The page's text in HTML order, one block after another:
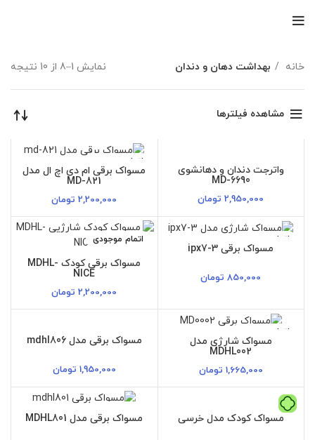
خانه بهداشت دهان و دندان نمایش 1–8 از 10 نتیجه
مشاهده فیلترها
واترجت دندان و دهانشوی
MD-6690
2,950,000 تومان
اتمام موجودی
مسواک برقی ام دی اچ ال مدل
MD-821
2,200,000 تومان
اتمام موجودی
مسواک برقی ipx7-3
850,000 تومان
اتمام موجودی
مسواک برقی کودک MDHL-
NICE
2,200,000 تومان
اتمام موجودی
مسواک شارژی مدل
MDHL002
1,665,000 تومان
مسواک برقی مدل mdhl806
1,950,000 تومان
مسواک کودک مدل خرسی مسواک برقی مدل MDHL801